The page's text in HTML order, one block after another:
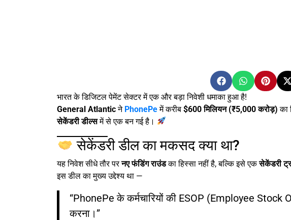
भारत के डिजिटल पेमेंट सेक्टर में एक और बड़ा निवेशी धमाका हुआ है!
General Atlanticने PhonePeमें करीब $600 मिलियन (₹5,000 करोड़) का
सेकेंडरी डील्समें से एक बन गई है।
सेकेंडरी डील का मकसद क्या था?
यह निवेश सीधे तौर परनए फंडिंग राउंडका हिस्सा नहीं है, बल्कि इसे एकसेकेंडरी
इस डील का मुख्य उद्देश्य था —
“PhonePe के कर्मचारियों की ESOP (Employee
करना।”